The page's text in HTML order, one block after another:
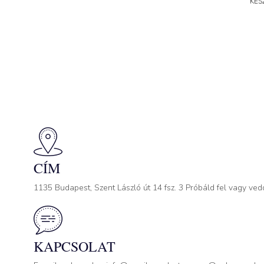
CÍM
1135 Budapest, Szent László út 14 fsz. 3 Próbáld fel vagy
KAPCSOLAT